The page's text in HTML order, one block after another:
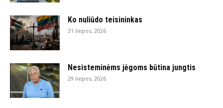
Ko nuliūdo teisininkas
31 liepos, 2026
Nesisteminėms jėgoms būtina jungtis
29 liepos, 2026